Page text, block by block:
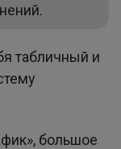
табличный и
большое